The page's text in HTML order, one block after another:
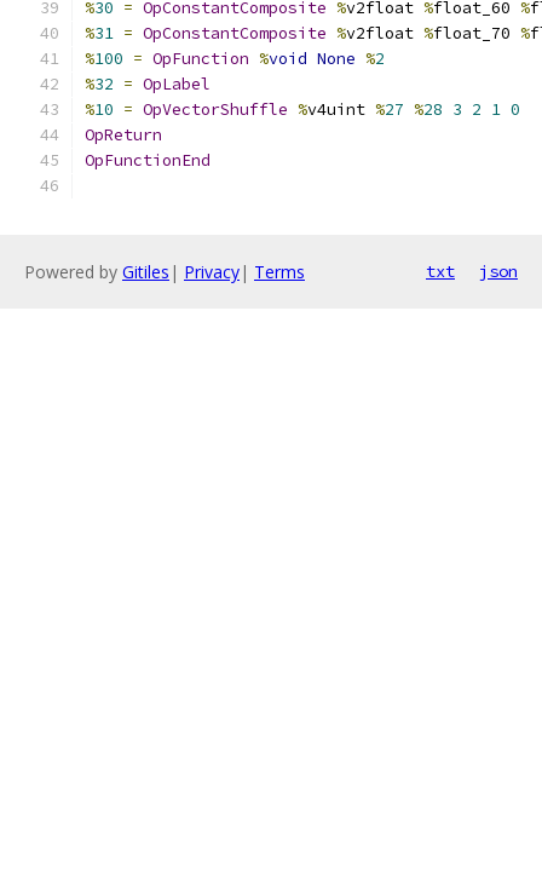
%30 = OpConstantComposite %v2float %float_60 %
%31 = OpConstantComposite %v2float %float_70 %
%100 = OpFunction %void None %2
%32 = OpLabel
%10 = OpVectorShuffle %v4uint %27 %28 3 2 1 0
OpReturn
OpFunctionEnd
Powered by Gitiles | Privacy| Terms txt json